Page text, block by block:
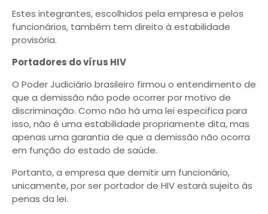
Estes integrantes, escolhidos pela empresa e pelos
funcionários, também tem direito à estabilidade
provisória.
Portadores do vírus HIV
O Poder Judiciário brasileiro firmou o entendimento de
que a demissão não pode ocorrer por motivo de
discriminação. Como não há uma lei especifica para
isso, não é uma estabilidade propriamente dita, mas
apenas uma garantia de que a demissão não ocorra
em função do estado de saúde.
Portanto, a empresa que demitir um funcionário,
unicamente, por ser portador de HIV estará sujeito às
penas da lei.